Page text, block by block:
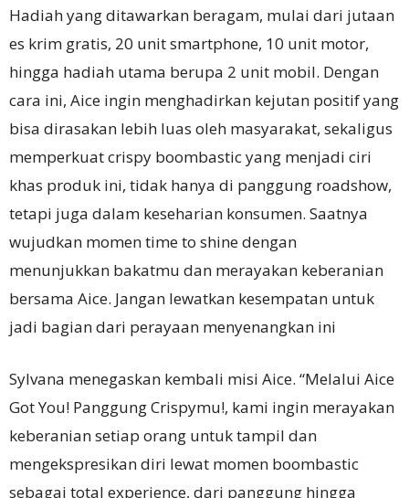
Hadiah yang ditawarkan beragam, mulai dari jutaan
es krim gratis, 20 unit smartphone, 10 unit motor,
hingga hadiah utama berupa 2 unit mobil. Dengan
cara ini, Aice ingin menghadirkan kejutan positif yang
bisa dirasakan lebih luas oleh masyarakat, sekaligus
memperkuat crispy boombastic yang menjadi ciri
khas produk ini, tidak hanya di panggung roadshow,
tetapi juga dalam keseharian konsumen. Saatnya
wujudkan momen time to shine dengan
menunjukkan bakatmu dan merayakan keberanian
bersama Aice. Jangan lewatkan kesempatan untuk
jadi bagian dari perayaan menyenangkan ini
Sylvana menegaskan kembali misi Aice. “Melalui Aice
Got You! Panggung Crispymu!, kami ingin merayakan
keberanian setiap orang untuk tampil dan
mengekspresikan diri lewat momen boombastic
sebagai total experience, dari panggung hingga